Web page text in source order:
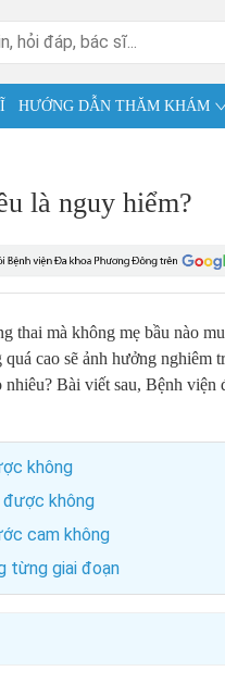
HƯỚNG DẪN THĂM KHÁM
là nguy hiểm?
thai mà không mẹ bầu nào
cao sẽ ảnh hưởng nghiêm
Bài viết sau, Bệnh viện
không
được không
cam không
từng giai đoạn